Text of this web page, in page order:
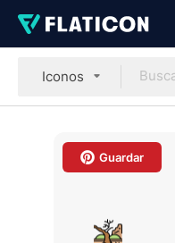
Iconos
Guardar